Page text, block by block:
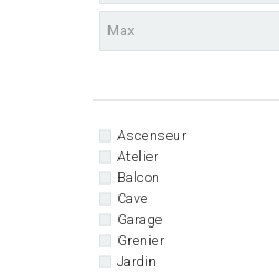
Ascenseur
Atelier
Balcon
Cave
Garage
Grenier
Jardin